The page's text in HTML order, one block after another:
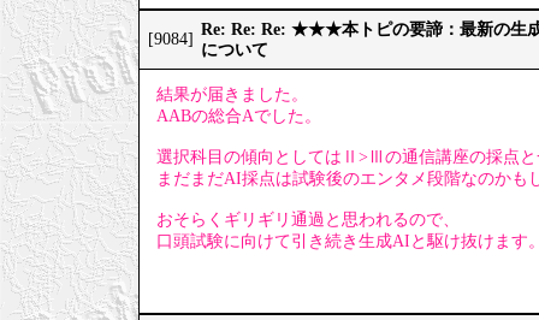
[9084]
Re: Re: Re: ★★★本トピの要諦：最新の生
について
結果が届きました。
AABの総合Aでした。
選択科目の傾向としてはⅡ>Ⅲの通信講座の採点
まだまだAI採点は試験後のエンタメ段階なのかも
おそらくギリギリ通過と思われるので、
口頭試験に向けて引き続き生成AIと駆け抜けます